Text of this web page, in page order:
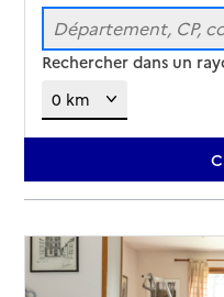
Rechercher dans un